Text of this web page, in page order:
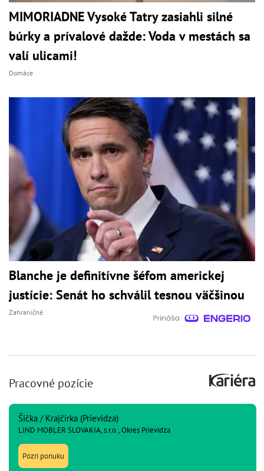
MIMORIADNE Vysoké Tatry zasiahli silné
búrky a prívalové dažde: Voda v mestách sa
valí ulicami!
Domáce
Blanche je definitívne šéfom americkej
justície: Senát ho schválil tesnou väčšinou
Zahraničné
Pracovné pozície
Šička / Krajčírka (Prievidza)
LIND MOBLER SLOVAKIA, s.r.o., Okres Prievidza
Pozri ponuku